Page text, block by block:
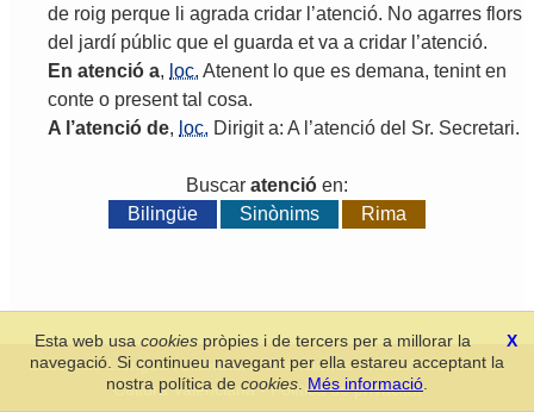
de roig perque li agrada cridar ’atenció. No agarres flors
del jardí públic que el guarda et va a cridar ’atenció.
En atenció a, loc. Atenent lo que es demana, tenint en
conte o present tal cosa.
A ’atenció de, loc. Dirigit a: A ’atenció del Sr. Secretari.
Buscar atenció en:
Bilingüe
Sinònims Rima
Secció de Llengua i Lliteratura Valencianes-Real Acadèmia de
Cultura Valenciana-Política de privacitat
X
Esta web usacookies pròpies i de tercers per a millorar la
navegació. Si continueu navegant per ella estareu acceptant la
nostra política de cookies Més informació